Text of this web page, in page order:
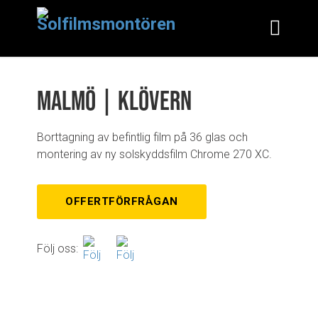
Malmö | Klövern
Borttagning av befintlig film på 36 glas och
montering av ny solskyddsfilm Chrome 270 XC.
OFFERTFÖRFRÅGAN
Följ oss: